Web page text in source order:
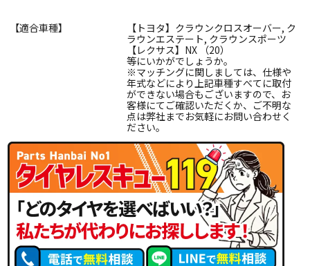
【適合車種】
【トヨタ】クラウンクロスオーバー, ク
ラウンエステート, クラウンスポーツ
【レクサス】NX （20）
等にいかがでしょうか。
※マッチングに関しましては、仕様や
年式などにより上記車種すべてに取付
ができない場合もございますので、お
客様にてご確認いただくか、ご不明な
点は弊社までお気軽にお問い合わせく
ださい。